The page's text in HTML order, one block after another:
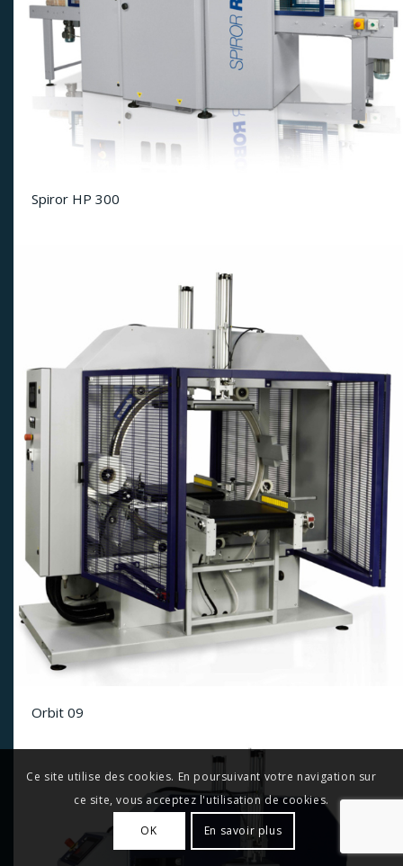
Spiror HP 300
Orbit 09
Ce site utilise des cookies. En poursuivant votre navigation sur
ce site, vous acceptez l'utilisation de cookies.
OK En savoir plus